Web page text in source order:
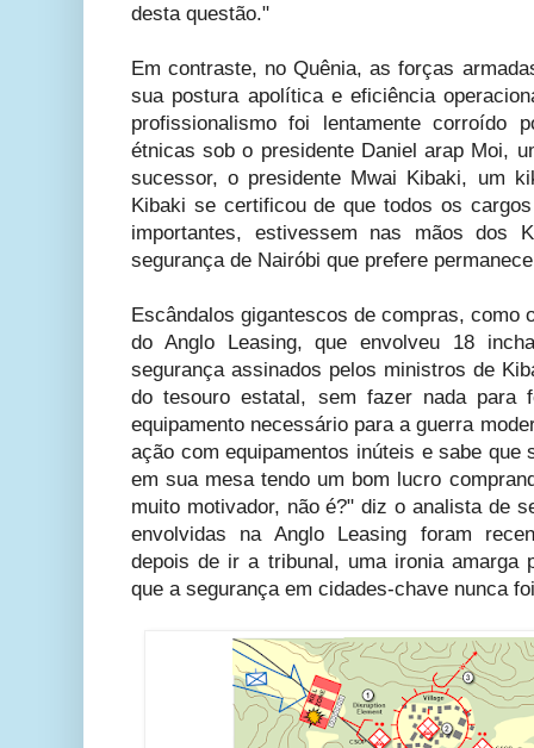
desta questão."
Em contraste, no Quênia, as forças
sua postura apolítica e eficiência
profissionalismo foi lentamente corroído
étnicas sob o presidente Daniel arap Moi,
sucessor, o presidente Mwai Kibaki, um
Kibaki se certificou de que todos os
importantes, estivessem nas mãos dos
segurança de Nairóbi que prefere
Escândalos gigantescos de compras, como
do Anglo Leasing, que envolveu 18
segurança assinados pelos ministros de
do tesouro estatal, sem fazer nada para
equipamento necessário para a guerra
ação com equipamentos inúteis e sabe que
em sua mesa tendo um bom lucro
muito motivador, não é?" diz o analista de
envolvidas na Anglo Leasing foram
depois de ir a tribunal, uma ironia amarga
que a segurança em cidades-chave nunca